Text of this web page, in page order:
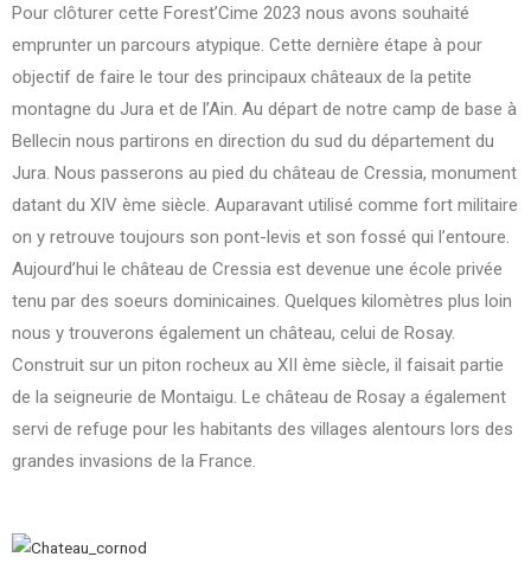
Pour clôturer cette Forest’Cime 2023 nous avons souhaité
emprunter un parcours atypique. Cette dernière étape à pour
objectif de faire le tour des principaux châteaux de la petite
montagne du Jura et de l’Ain. Au départ de notre camp de base à
Bellecin nous partirons en direction du sud du département du
Jura. Nous passerons au pied du château de Cressia, monument
datant du XIV ème siècle. Auparavant utilisé comme fort militaire
on y retrouve toujours son pont-levis et son fossé qui l’entoure.
Aujourd’hui le château de Cressia est devenue une école privée
tenu par des soeurs dominicaines. Quelques kilomètres plus loin
nous y trouverons également un château, celui de Rosay.
Construit sur un piton rocheux au XII ème siècle, il faisait partie
de la seigneurie de Montaigu. Le château de Rosay a également
servi de refuge pour les habitants des villages alentours lors des
grandes invasions de la France.